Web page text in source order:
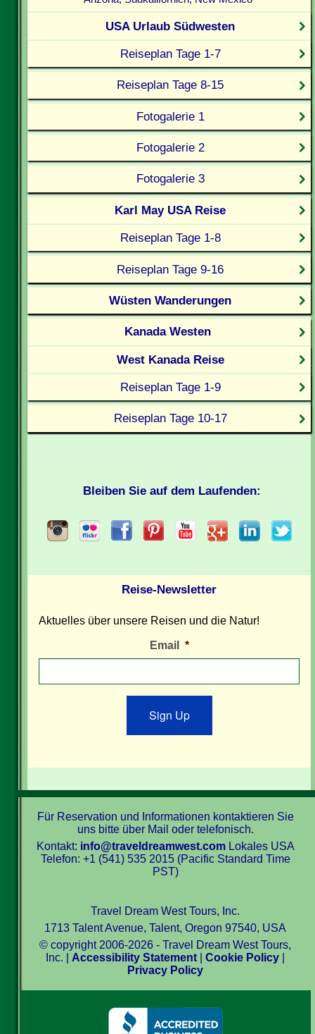
USA Urlaub Südwesten
Reiseplan Tage 1-7
Reiseplan Tage 8-15
Fotogalerie 1
Fotogalerie 2
Fotogalerie 3
Karl May USA Reise
Reiseplan Tage 1-8
Reiseplan Tage 9-16
Wüsten Wanderungen
Kanada Westen
West Kanada Reise
Reiseplan Tage 1-9
Reiseplan Tage 10-17
Bleiben Sie auf dem Laufenden:
Reise-Newsletter
Aktuelles über unsere Reisen und die Natur!
Email *
Sign Up
Für Reservation und Informationen kontaktieren Sie
uns bitte über Mail oder telefonisch.
Kontakt: info@traveldreamwest.comLokales USA
Telefon: +1 (541) 535 2015 (Pacific Standard Time
PST)
Travel Dream West Tours, Inc.
1713 Talent Avenue, Talent, Oregon 97540, USA
© copyright 2006-2026 - Travel Dream West Tours,
Inc. | Accessibility Statement |Cookie Policy
Privacy Policy